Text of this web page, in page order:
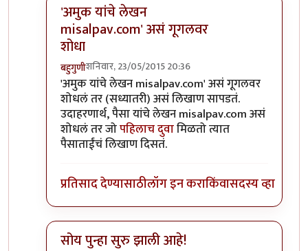
'अमुक यांचे लेखन
misalpav.com' असं गूगलवर
शोधा
बहुगुणीशनिवार, 23/05/2015 20:36
In reply to+१byअनुप कुलकर्णी
'अमुक यांचे लेखन misalpav.com' असं गूगलवर
शोधलं तर (सध्यातरी) असं लिखाण सापडतं.
उदाहरणार्थ, पैसा यांचे लेखन misalpav.com असं
शोधलं तर जोपहिलाच दुवामिळतो त्यात
पैसाताईंचं लिखाण दिसतं.
प्रतिसाद देण्यासाठीलॉग इन कराकिंवासदस्य व्हा
सोय पुन्हा सुरु झाली आहे!